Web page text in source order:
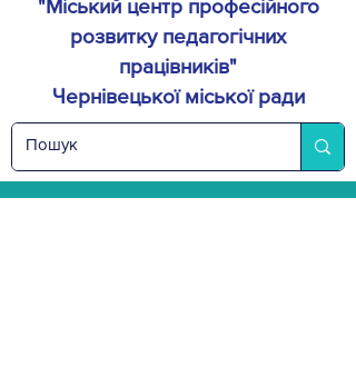
"Міський центр професійного
розвитку педагогічних
працівників"
Чернівецької міської ради